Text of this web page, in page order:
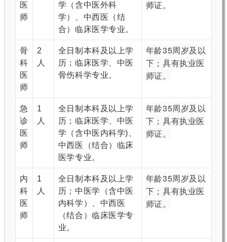
医
师
学（含中医外科
学）、中西医（结
合）临床医学专业。
师证。
骨
科
医
师
2
人
全日制本科及以上学
历；临床医学、中医
骨伤科学专业。
年龄35周岁及以
下；具有执业医
师证。
急
诊
医
师
1
人
全日制本科及以上学
历；临床医学、中医
学（含中医内科学)、
中西医（结合）临床
医学专业。
年龄35周岁及以
下；具有执业医
师证。
内
科
医
师
1
人
全日制本科及以上学
历；中医学（含中医
内科学）、中西医
（结合）临床医学专
业。
年龄35周岁及以
下；具有执业医
师证。